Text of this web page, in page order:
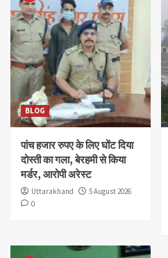
BLOG
पांच हजार रुपए के लिए घोंट दिया
दोस्ती का गला, बेरहमी से किया
मर्डर, आरोपी अरेस्ट
Uttarakhand
5 August 2026
0